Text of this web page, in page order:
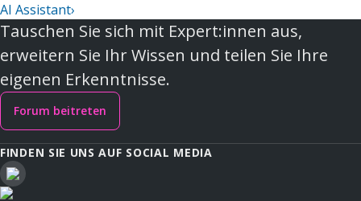
AI Assistant›
Tauschen Sie sich mit Expert:innen aus,
erweitern Sie Ihr Wissen und teilen Sie Ihre
eigenen Erkenntnisse.
Forum beitreten
FINDEN SIE UNS AUF SOCIAL MEDIA